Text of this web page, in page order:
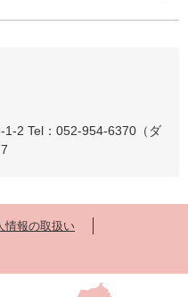
1-2 Tel：052-954-6370（ダ
情報の取扱い